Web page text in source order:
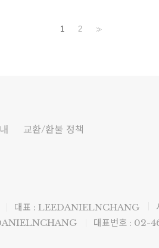
1 2 >>
교환/환불 정책
대표 : LEEDANIELNCHANG
대표번호 : 02-